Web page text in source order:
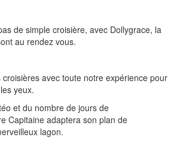
de simple croisière, avec Dollygrace, la
au rendez vous.
avec toute notre expérience pour
yeux.
et du nombre de jours de
Capitaine adaptera son plan de
lagon.